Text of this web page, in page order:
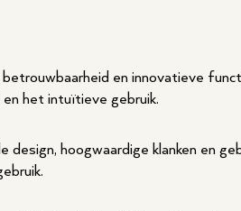
en innovatieve
het intuïtieve gebruik.
design, hoogwaardige klanken en